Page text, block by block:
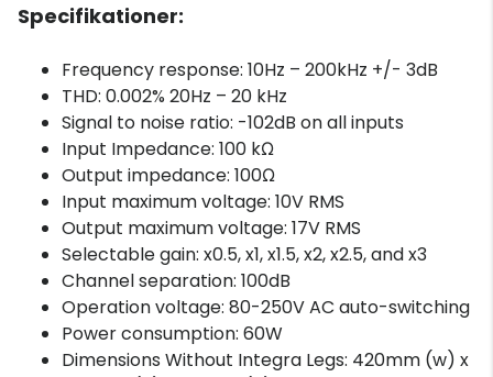
Specifikationer:
Frequency response: 10Hz – 200kHz +/- 3dB
THD: 0.002% 20Hz – 20 kHz
Signal to noise ratio: -102dB on all inputs
Input Impedance: 100 kΩ
Output impedance: 100Ω
Input maximum voltage: 10V RMS
Output maximum voltage: 17V RMS
Selectable gain: x0.5, x1, x1.5, x2, x2.5, and x3
Channel separation: 100dB
Operation voltage: 80-250V AC auto-switching
Power consumption: 60W
Dimensions Without Integra Legs: 420mm (w) x